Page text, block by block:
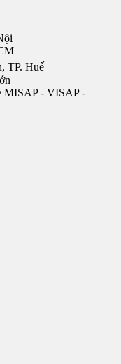
TP. Huế
MISAP - VISAP -